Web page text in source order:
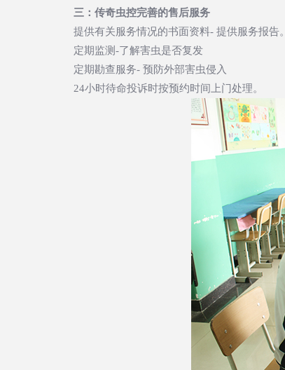
三：传奇虫控完善的售后服务
提供有关服务情况的书面资料- 提供服务报告。
定期监测-了解害虫是否复发
定期勘查服务- 预防外部害虫侵入
24小时待命投诉时按预约时间上门处理。